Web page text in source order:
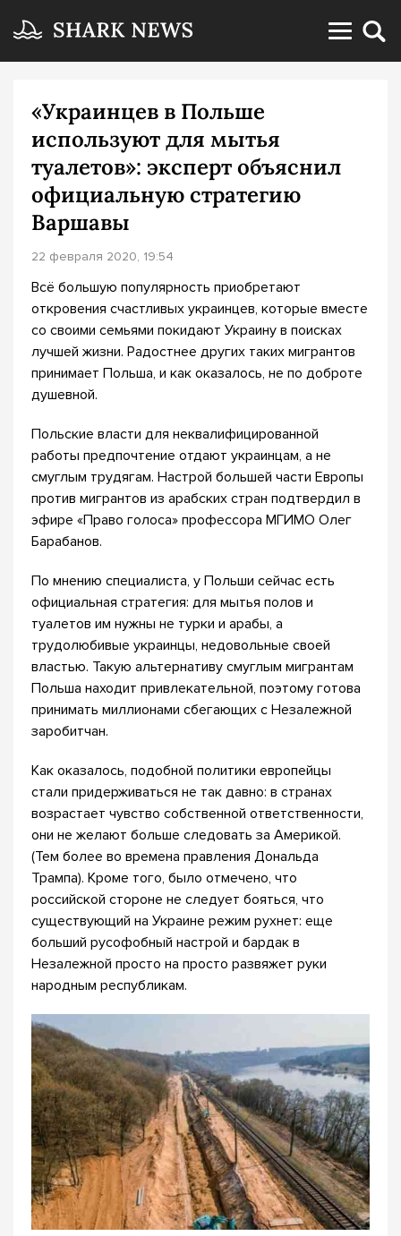
«Украинцев в Польше
используют для мытья
туалетов»: эксперт объяснил
официальную стратегию
Варшавы
22 февраля 2020, 19:54
Всё большую популярность приобретают
откровения счастливых украинцев, которые вместе
со своими семьями покидают Украину в поисках
лучшей жизни. Радостнее других таких мигрантов
принимает Польша, и как оказалось, не по доброте
душевной.
Польские власти для неквалифицированной
работы предпочтение отдают украинцам, а не
смуглым трудягам. Настрой большей части Европы
против мигрантов из арабских стран подтвердил в
эфире «Право голоса» профессора МГИМО Олег
Барабанов.
По мнению специалиста, у Польши сейчас есть
официальная стратегия: для мытья полов и
туалетов им нужны не турки и арабы, а
трудолюбивые украинцы, недовольные своей
властью. Такую альтернативу смуглым мигрантам
Польша находит привлекательной, поэтому готова
принимать миллионами сбегающих с Незалежной
заробитчан.
Как оказалось, подобной политики европейцы
стали придерживаться не так давно: в странах
возрастает чувство собственной ответственности,
они не желают больше следовать за Америкой.
(Тем более во времена правления Дональда
Трампа). Кроме того, было отмечено, что
российской стороне не следует бояться, что
существующий на Украине режим рухнет: еще
больший русофобный настрой и бардак в
Незалежной просто на просто развяжет руки
народным республикам.